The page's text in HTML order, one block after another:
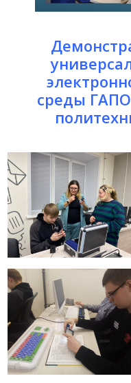
среды